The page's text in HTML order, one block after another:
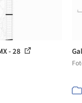
- 28